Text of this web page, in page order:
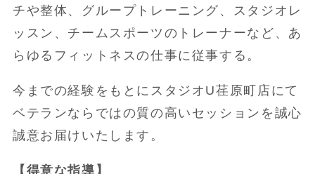
チや整体、グループトレーニング、スタジオレ
ッスン、チームスポーツのトレーナーなど、あ
らゆるフィットネスの仕事に従事する。
今までの経験をもとにスタジオU荏原町店にて
ベテランならではの質の高いセッションを誠心
誠意お届けいたします。
【得意な指導】